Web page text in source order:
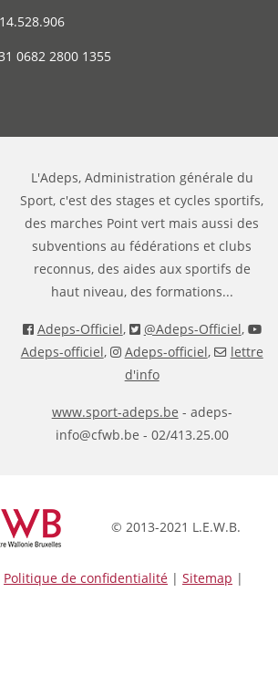
0682 2800 1355
L'Adeps, Administration générale du
Sport, c'est des stages et cycles sportifs,
des marches Point vert mais aussi des
subventions au fédérations et clubs
reconnus, des aides aux sportifs de
haut niveau, des formations...
Adeps-Officiel, @Adeps-Officiel,
Adeps-officiel, Adeps-officiel,
lettre
d'info
www.sport-adeps.be - adeps-
info@cfwb.be - 02/413.25.00
© 2013-2021 L.E.W.B.
Politique de confidentialité | Sitemap |